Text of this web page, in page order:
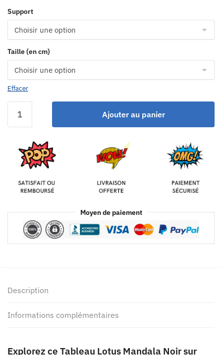
Support
Taille (en cm)
Effacer
Ajouter au panier
Moyen de paiement
Description
Informations complémentaires
Explorez ce Tableau Lotus Mandala Noir sur